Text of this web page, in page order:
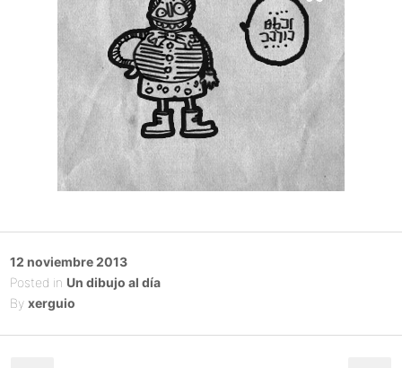
Posted
on
12 noviembre 2013
Posted in Un dibujo al día
By xerguio